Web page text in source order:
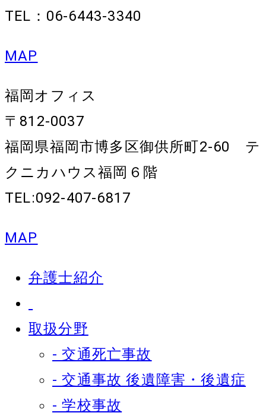
TEL：06-6443-3340
MAP
福岡オフィス
〒812-0037
福岡県福岡市博多区御供所町2-60 テ
クニカハウス福岡６階
TEL:092-407-6817
MAP
弁護士紹介
取扱分野
- 交通死亡事故
- 交通事故 後遺障害・後遺症
- 学校事故